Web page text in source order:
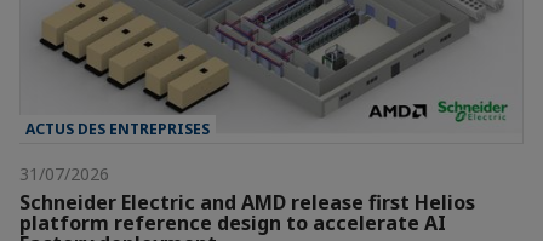
ACTUS DES ENTREPRISES
31/07/2026
Schneider Electric and AMD release first Helios
platform reference design to accelerate AI